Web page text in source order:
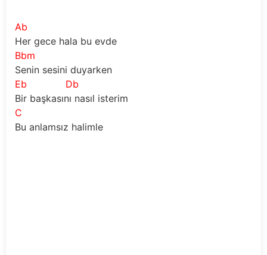
Ab
Her gece hala bu evde
Bbm
Senin sesini duyarken
Eb
Db
Bir başkasını nasıl isterim
C
Bu anlamsız halimle